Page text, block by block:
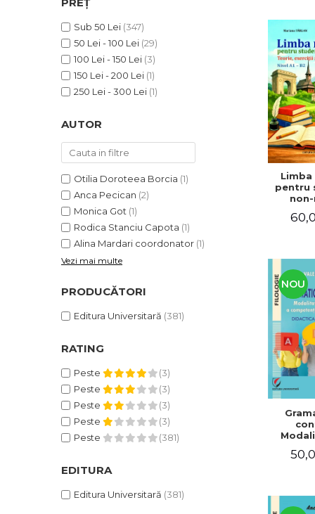
ADMINISTRATIVE
ȘTIINȚE ECONOMICE
ȘTIINȚE EXACTE
EDUCAȚIE FIZICĂ ȘI SPORT
PREUNIVERSITARIA
TIMP LIBER
PACHETE DE STUDIU
PROMOȚIILE LUNII
ULTIMELE EXEMPLARE
Cum Cumpăr
Politica de Retur
Formular de Retur
Distribuitori
Sub 50 Lei (347)
50 Lei - 100 Lei (29)
100 Lei - 150 Lei (3)
150 Lei - 200 Lei (1)
250 Lei - 300 Lei (1)
AUTOR
Otilia Doroteea Borcia (1)
Anca Pecican (2)
Monica Got (1)
Rodica Stanciu Capota (1)
Alina Mardari coordonator (1)
Vezi mai multe
PRODUCĂTORI
Editura Universitară (381)
RATING
Peste
(3)
Peste
(3)
Peste
(3)
Peste
(3)
Peste
(381)
EDITURA
Editura Universitară (381)
Limba
pentru
Teorie,
teste.
NOU